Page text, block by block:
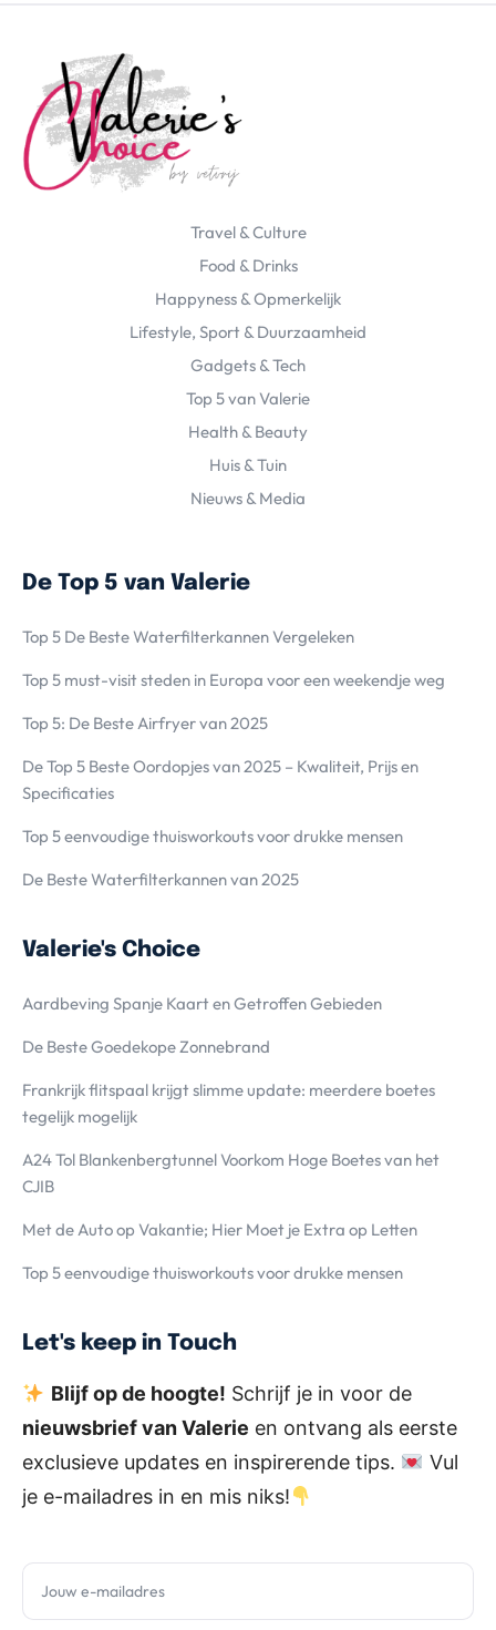
Travel & Culture
Food & Drinks
Happyness & Opmerkelijk
Lifestyle, Sport & Duurzaamheid
Gadgets & Tech
Top 5 van Valerie
Health & Beauty
Huis & Tuin
Nieuws & Media
De Top 5 van Valerie
Top 5 De Beste Waterfilterkannen Vergeleken
Top 5 must-visit steden in Europa voor een weekendje weg
Top 5: De Beste Airfryer van 2025
De Top 5 Beste Oordopjes van 2025 – Kwaliteit, Prijs en
Specificaties
Top 5 eenvoudige thuisworkouts voor drukke mensen
De Beste Waterfilterkannen van 2025
Valerie's Choice
Aardbeving Spanje Kaart en Getroffen Gebieden
De Beste Goedekope Zonnebrand
Frankrijk flitspaal krijgt slimme update: meerdere boetes
tegelijk mogelijk
A24 Tol Blankenbergtunnel Voorkom Hoge Boetes van het
CJIB
Met de Auto op Vakantie; Hier Moet je Extra op Letten
Top 5 eenvoudige thuisworkouts voor drukke mensen
Let's keep in Touch
Blijf op de hoogte! Schrijf je in voor de
nieuwsbrief van Valerie en ontvang als eerste
exclusieve updates en inspirerende tips.
Vul
je e-mailadres in en mis niks!